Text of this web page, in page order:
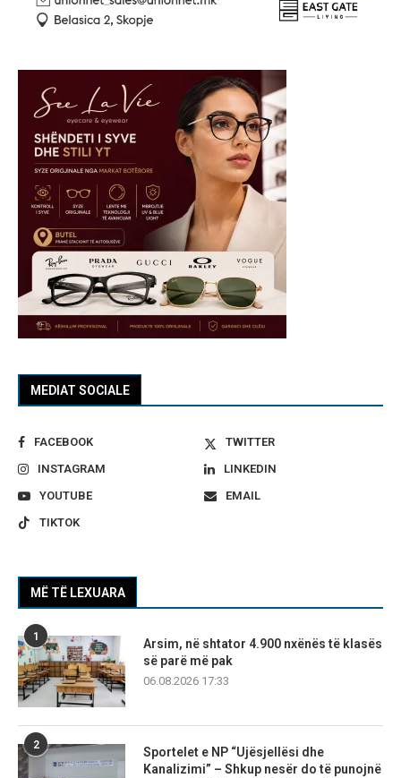
MEDIAT SOCIALE
FACEBOOK
TWITTER
INSTAGRAM
LINKEDIN
YOUTUBE
EMAIL
TIKTOK
MË TË LEXUARA
1
Arsim, në shtator 4.900 nxënës të klasës
së parë më pak
06.08.2026 17:33
2
Sportelet e NP “Ujësjellësi dhe
Kanalizimi” – Shkup nesër do të punojnë